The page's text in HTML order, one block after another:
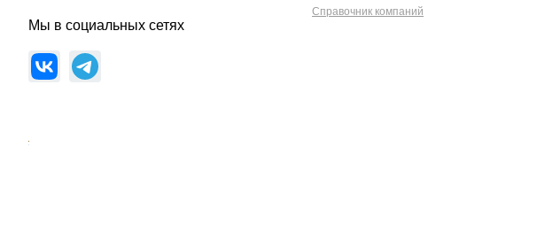
Мы в социальных сетях
Справочник компаний